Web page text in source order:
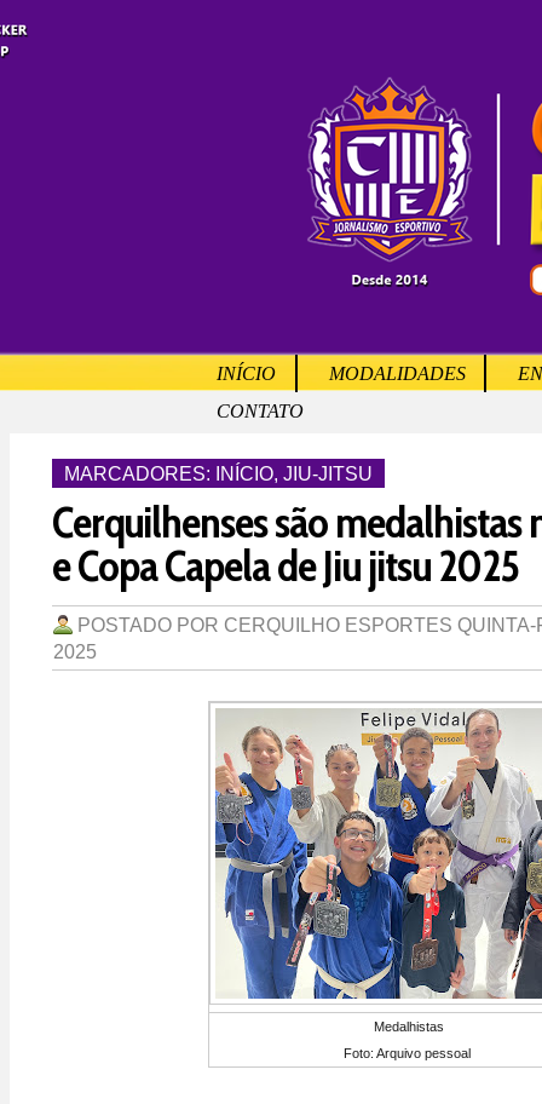
INÍCIO MODALIDADES
CONTATO
MARCADORES: INÍCIO, JIU-JITSU
Cerquilhenses são medalhistas
e Copa Capela de Jiu jitsu 2025
POSTADO POR CERQUILHO ESPORTES QUINTA-
2025
Medalhistas
Foto: Arquivo pessoal